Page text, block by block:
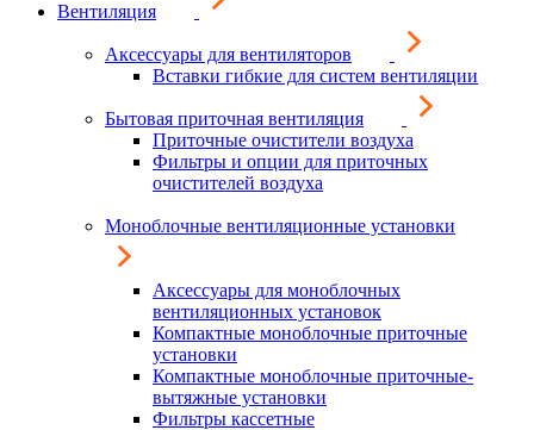
Вентиляция
Аксессуары для вентиляторов
Вставки гибкие для систем вентиляции
Бытовая приточная вентиляция
Приточные очистители воздуха
Фильтры и опции для приточных
очистителей воздуха
Моноблочные вентиляционные установки
Аксессуары для моноблочных
вентиляционных установок
Компактные моноблочные приточные
установки
Компактные моноблочные приточные-
вытяжные установки
Фильтры кассетные